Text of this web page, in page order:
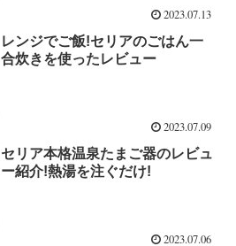
2023.07.13
レンジでご飯!セリアのごはん一
合炊きを使ったレビュー
2023.07.09
セリア本格温泉たまご器のレビュ
ー紹介!熱湯を注ぐだけ!
2023.07.06